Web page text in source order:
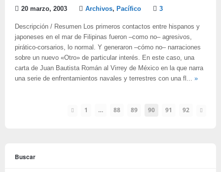
20 marzo, 2003 Archivos, Pacífico 3
Descripción / Resumen Los primeros contactos entre hispanos y
japoneses en el mar de Filipinas fueron –como no– agresivos,
pirático-corsarios, lo normal. Y generaron –cómo no– narraciones
sobre un nuevo «Otro» de particular interés. En este caso, una
carta de Juan Bautista Román al Virrey de México en la que narra
una serie de enfrentamientos navales y terrestres con una fl... »
1 … 88 89 90 91 92
Buscar